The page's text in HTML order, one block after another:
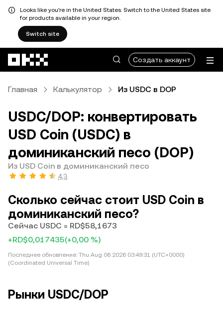
Looks like you're in the United States. Switch to the United States site
for products available in your region.
Switch site
Создать аккаунт
Главная Калькулятор Из USDC в DOP
USDC/DOP: конвертировать
USD Coin (USDC) в
доминиканский песо (DOP)
Из USD Coin в доминиканский песо
4,3
Сколько сейчас стоит USD Coin в
доминиканский песо?
Сейчас USDC = RD$58,1673
+RD$0,017435(+0,00 %)
Последнее обновление: Thu Aug 06 2026 03:49:31 (UTC+0000)
(Coordinated Universal Time)
Рынки USDC/DOP